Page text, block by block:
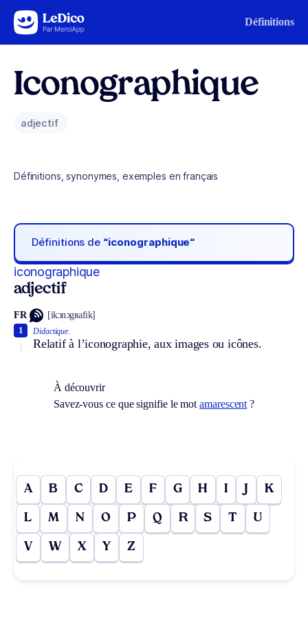
Aller au contenu Définitions
Iconographique
adjectif
Définitions, synonymes, exemples en français
Définitions de “iconographique“
iconographique
adjectif
FR [ikɔnɔgʀafik]
Didactique.
Relatif à l’iconographie, aux images ou icônes.
1
À découvrir
Savez-vous ce que signifie le motamarescent ?
A B C D E F G H I J K
L M N O P Q R S T U
V W X Y Z